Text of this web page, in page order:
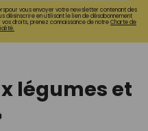
vous envoyer votre newsletter contenant des
désinscrire en utilisant le lien de désabonnement
droits, prenez connaissance de notreCharte de
légumes et